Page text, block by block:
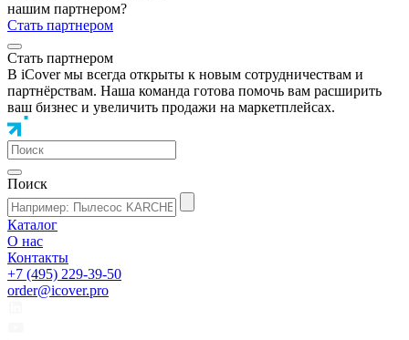
нашим партнером?
Стать партнером
Стать партнером
В iCover мы всегда открыты к новым сотрудничествам и
партнёрствам. Наша команда готова помочь вам расширить
ваш бизнес и увеличить продажи на маркетплейсах.
Поиск
Каталог
О нас
Контакты
+7 (495) 229-39-50
order@icover.pro